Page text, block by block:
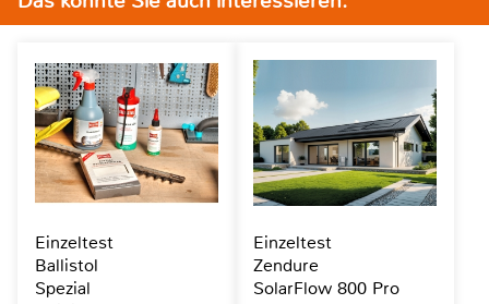
Einzeltest
Ballistol
Spezial
Einzeltest
Zendure
SolarFlow 800 Pro